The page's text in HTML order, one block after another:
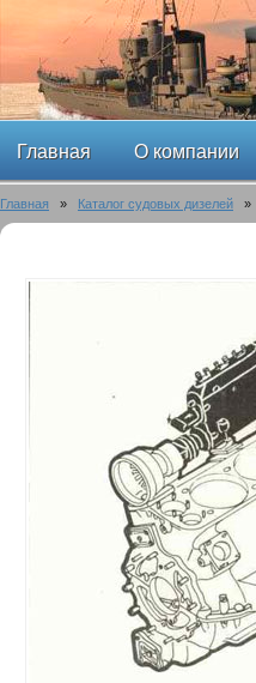
Главная О компании
Главная » Каталог судовых дизелей »